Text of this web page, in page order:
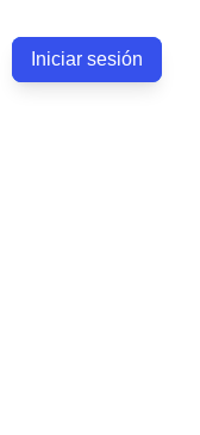
Iniciar sesión